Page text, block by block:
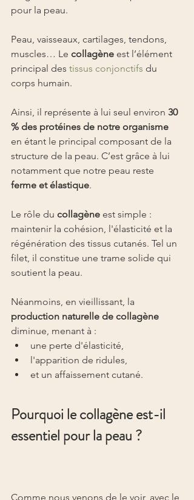
pour la peau.
Peau, vaisseaux, cartilages, tendons,
muscles… Le collagène est l’élément
principal des tissus conjonctifs du
corps humain.
Ainsi, il représente à lui seul environ 30
% des protéines de notre organisme
en étant le principal composant de la
structure de la peau. C’est grâce à lui
notamment que notre peau reste
ferme et élastique.
Le rôle du collagène est simple :
maintenir la cohésion, l'élasticité et la
régénération des tissus cutanés. Tel un
filet, il constitue une trame solide qui
soutient la peau.
Néanmoins, en vieillissant, la
production naturelle de collagène
diminue, menant à :
une perte d'élasticité,
l'apparition de ridules,
et un affaissement cutané.
Pourquoi le collagène est-il
essentiel pour la peau ?
Comme nous venons de le voir, avec le